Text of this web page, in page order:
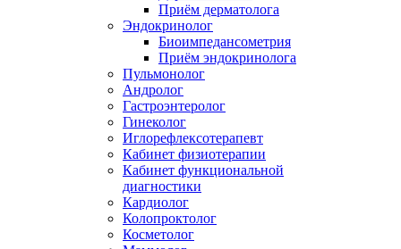
Приём дерматолога
Эндокринолог
Биоимпедансометрия
Приём эндокринолога
Пульмонолог
Андролог
Гастроэнтеролог
Гинеколог
Иглорефлексотерапевт
Кабинет физиотерапии
Кабинет функциональной
диагностики
Кардиолог
Колопроктолог
Косметолог